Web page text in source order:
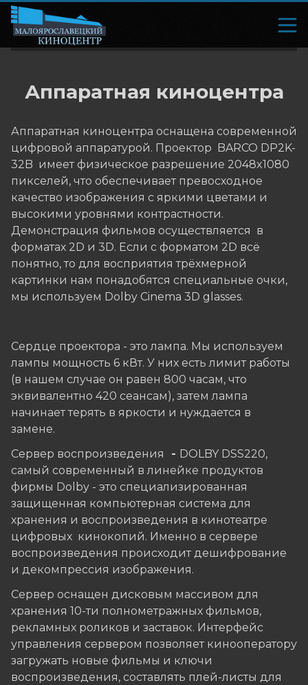
Аппаратная киноцентра
Аппаратная киноцентра оснащена современной
цифровой аппаратурой. Проектор BARCO DP2K-
32B имеет физическое разрешение 2048x1080
пикселей, что обеспечивает превосходное
качество изображения с яркими цветами и
высокими уровнями контрастности.
Демонстрация фильмов осуществляется в
форматах 2D и 3D. Если с форматом 2D всё
понятно, то для восприятия трёхмерной
картинки нам понадобятся специальные очки,
мы используем Dolby Cinema 3D glasses.
Сердце проектора - это лампа. Мы используем
лампы мощность 6 кВт. У них есть лимит работы
(в нашем случае он равен 800 часам, что
эквивалентно 420 сеансам), затем лампа
начинает терять в яркости и нуждается в
замене.
Сервер воспроизведения
- DOLBY DSS220,
самый современный в линейке продуктов
фирмы Dolby - это специализированная
защищенная компьютерная система для
хранения и воспроизведения в кинотеатре
цифровых кинокопий. Именно в сервере
воспроизведения происходит дешифрование
и декомпрессия изображения.
Сервер оснащен дисковым массивом для
хранения 10-ти полнометражных фильмов,
рекламных роликов и заставок. Интерфейс
управления сервером позволяет кинооператору
загружать новые фильмы и ключи
воспроизведения, составлять плей-листы для